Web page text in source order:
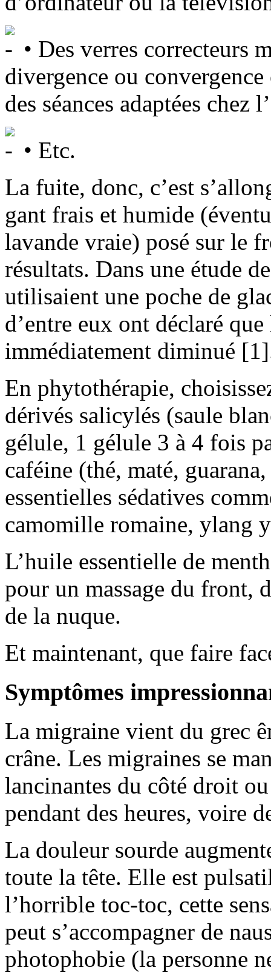
• Des verres correcteurs
divergence ou
des séances adaptées chez
• Etc.
La fuite, donc, c’est
gant frais et humide
lavande vraie) posé sur le
résultats. Dans une étude
utilisaient une poche de
d’entre eux ont déclaré
immédiatement diminué
En phytothérapie,
dérivés salicylés (saule
gélule, 1 gélule 3 à 4 fois
caféine (thé, maté,
essentielles sédatives
camomille romaine, ylang
L’huile essentielle de
pour un massage du front,
de la nuque.
Et maintenant, que faire
Symptômes
La migraine vient du grec
crâne. Les migraines se
lancinantes du côté droit
pendant des heures, voire
La douleur sourde
toute la tête. Elle est
l’horrible toc-toc, cette
peut s’accompagner de
photophobie (la personne